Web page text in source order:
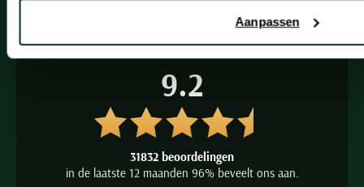
Aanpassen
9.2
31832 beoordelingen
in de laatste 12 maanden 96% beveelt ons aan.